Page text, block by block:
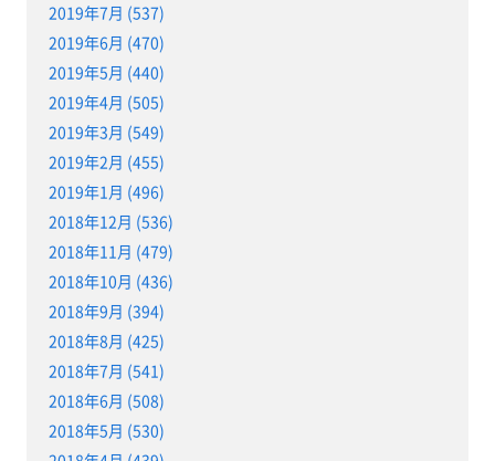
2019年7月 (537)
2019年6月 (470)
2019年5月 (440)
2019年4月 (505)
2019年3月 (549)
2019年2月 (455)
2019年1月 (496)
2018年12月 (536)
2018年11月 (479)
2018年10月 (436)
2018年9月 (394)
2018年8月 (425)
2018年7月 (541)
2018年6月 (508)
2018年5月 (530)